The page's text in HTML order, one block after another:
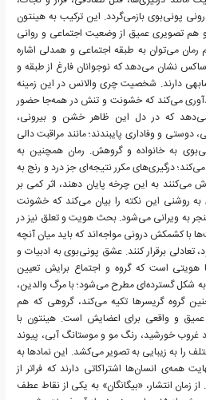
پونی‌بوی بازمی‌گردد. این ترکیب به هینتون
و هم تصویری عمیق از وضعیت اجتماعی و روانی
رمان می‌توان به طبقه اجتماعی و همدلی اشاره
نشان می‌دهد که نوجوانان فارغ از طبقه و
دارند. شخصیت چری والانس در این زمینه
می‌کند که خشونت و تنش در همه‌جا حضور
که در دل این ظاهر خشن و بیرونی،
و وفاداری پایبندند؛ مانند مراقبت دالی
به خانواده و گروهش. رمان همچنین به
درگیری‌های مکرر نتیجه‌ای جز درد و رنج به
می‌کنند به این چرخه پایان دهند، اثر کمی بر
به روشنی این نکته را بیان می‌کند که خشونت
به ویرانی می‌شود. بحث هویت و تعلق نیز در
کشمکش درونی مواجه‌اند که باید میان آنچه
تعادلی برقرار کنند. عشق پونی‌بوی به ادبیات و
هویتی است که گروه و اجتماع برایش تعیین
به شکل گسترده‌ای مطرح می‌شود؛ با مرگ والدین،
گروه گریسرها تکیه می‌کند، گروهی که هم
و واقعی برای اعضایش است. هینتون با
غروب خورشید، رنگ مو و موستانگ آبی، پیوند
را به زیبایی به تصویر می‌کشد. این نمادها به
همه‌ی انسان‌ها اشتراکاتی دارند که فراتر از
انتشار، «بیگانگان» به یکی از نقاط عطف